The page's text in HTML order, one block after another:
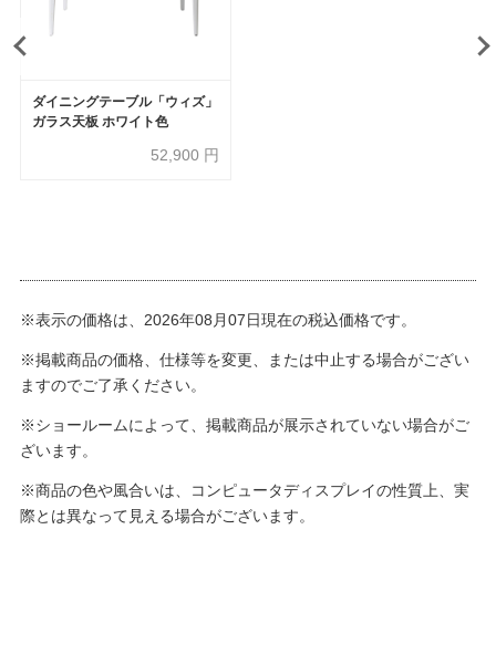
ダイニングテーブル「ウィズ」
ガラス天板 ホワイト色
52,900 円
※表示の価格は、2026年08月07日現在の税込価格です。
※掲載商品の価格、仕様等を変更、または中止する場合がござい
ますのでご了承ください。
※ショールームによって、掲載商品が展示されていない場合がご
ざいます。
※商品の色や風合いは、コンピュータディスプレイの性質上、実
際とは異なって見える場合がございます。